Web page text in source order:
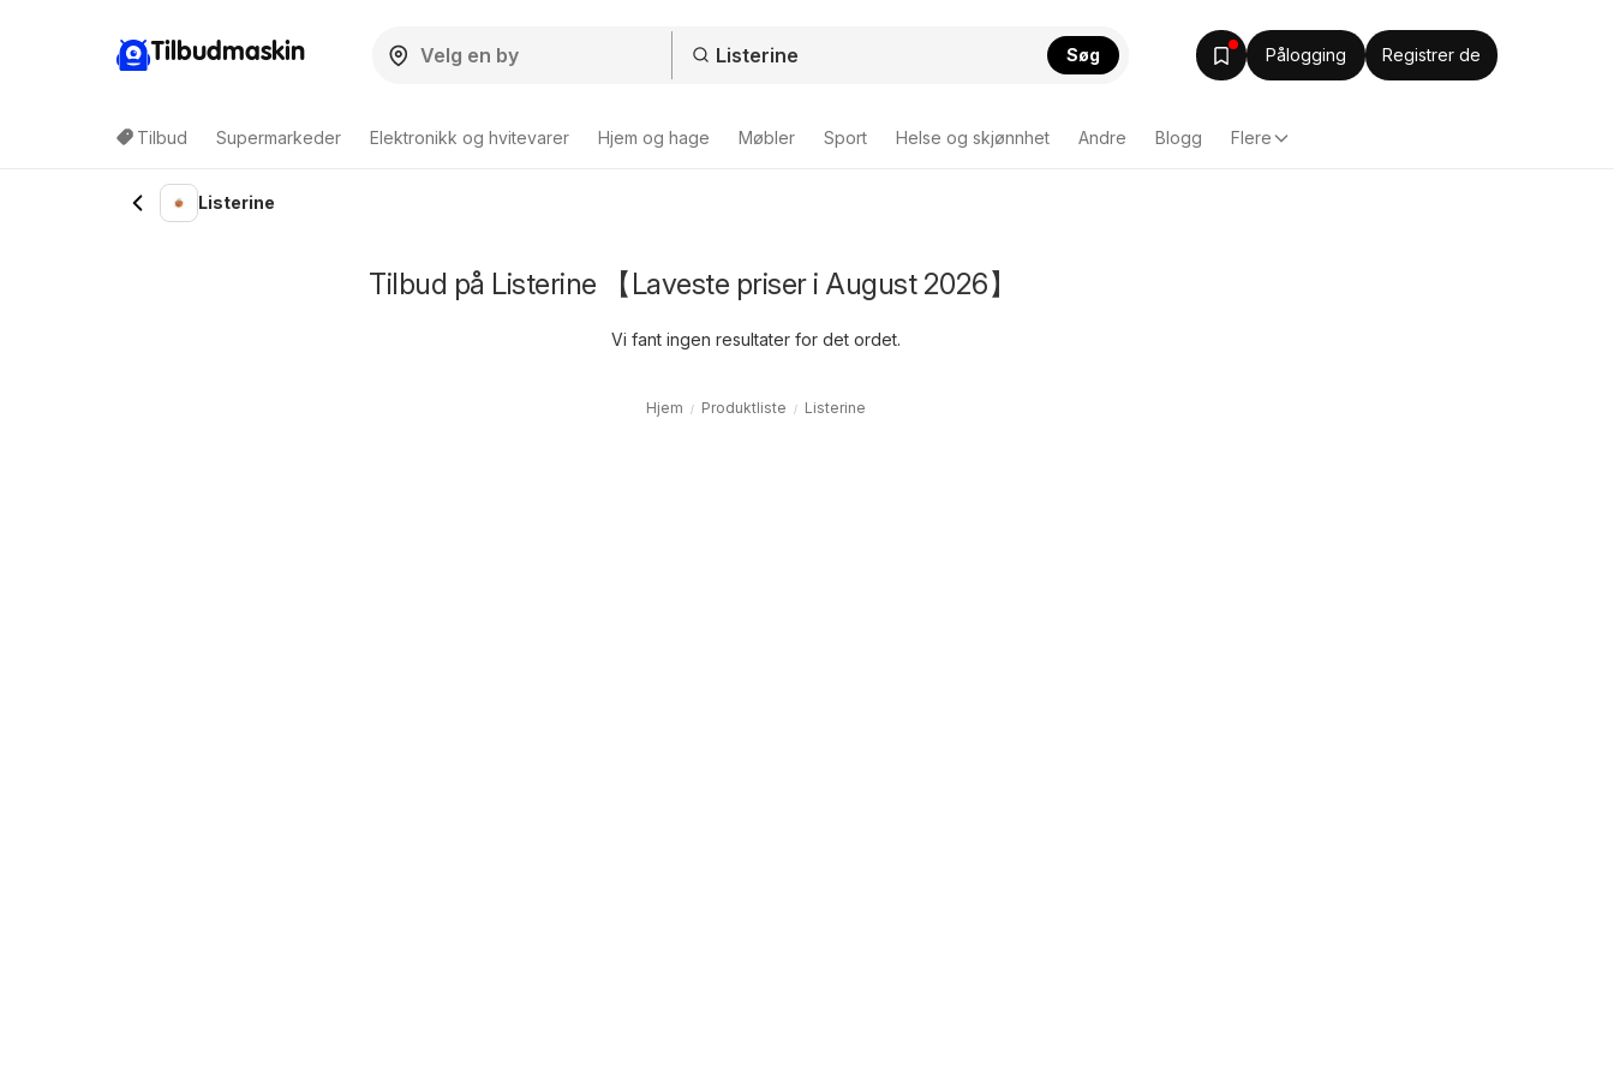
Tilbudmaskin Søg Pålogging Registrer de
Tilbud Supermarkeder Elektronikk og hvitevarer Hjem og hage Møbler Sport Helse og skjønnhet Andre Blogg Flere
Listerine
Tilbud på Listerine 【Laveste priser i August 2026】
Vi fant ingen resultater for det ordet.
Hjem Produktliste Listerine